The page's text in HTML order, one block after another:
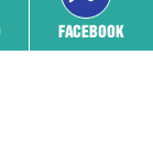
FACEBOOK